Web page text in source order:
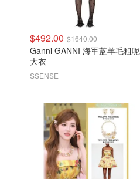
$492.00 $1640.00
Ganni GANNI 海军蓝羊毛粗呢
大衣
SSENSE